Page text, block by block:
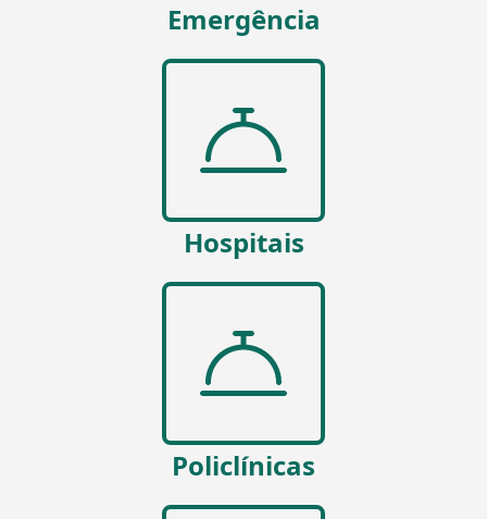
Emergência
Hospitais
Policlínicas